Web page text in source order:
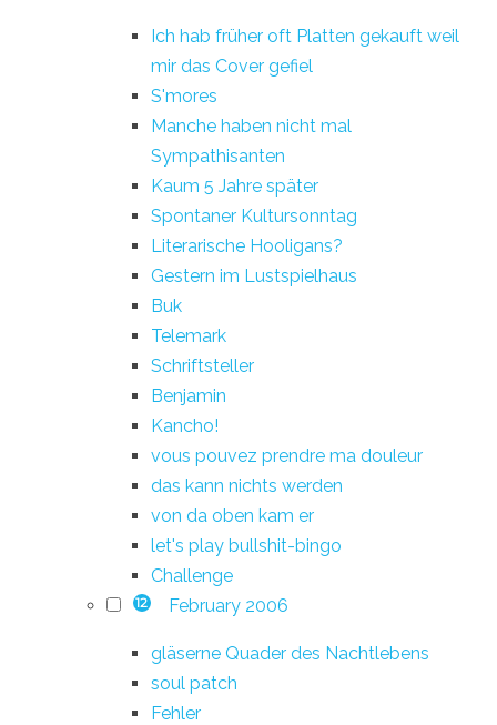
Ich hab früher oft Platten gekauft weil
mir das Cover gefiel
S'mores
Manche haben nicht mal
Sympathisanten
Kaum 5 Jahre später
Spontaner Kultursonntag
Literarische Hooligans?
Gestern im Lustspielhaus
Buk
Telemark
Schriftsteller
Benjamin
Kancho!
vous pouvez prendre ma douleur
das kann nichts werden
von da oben kam er
let's play bullshit-bingo
Challenge
12 February 2006
gläserne Quader des Nachtlebens
soul patch
Fehler